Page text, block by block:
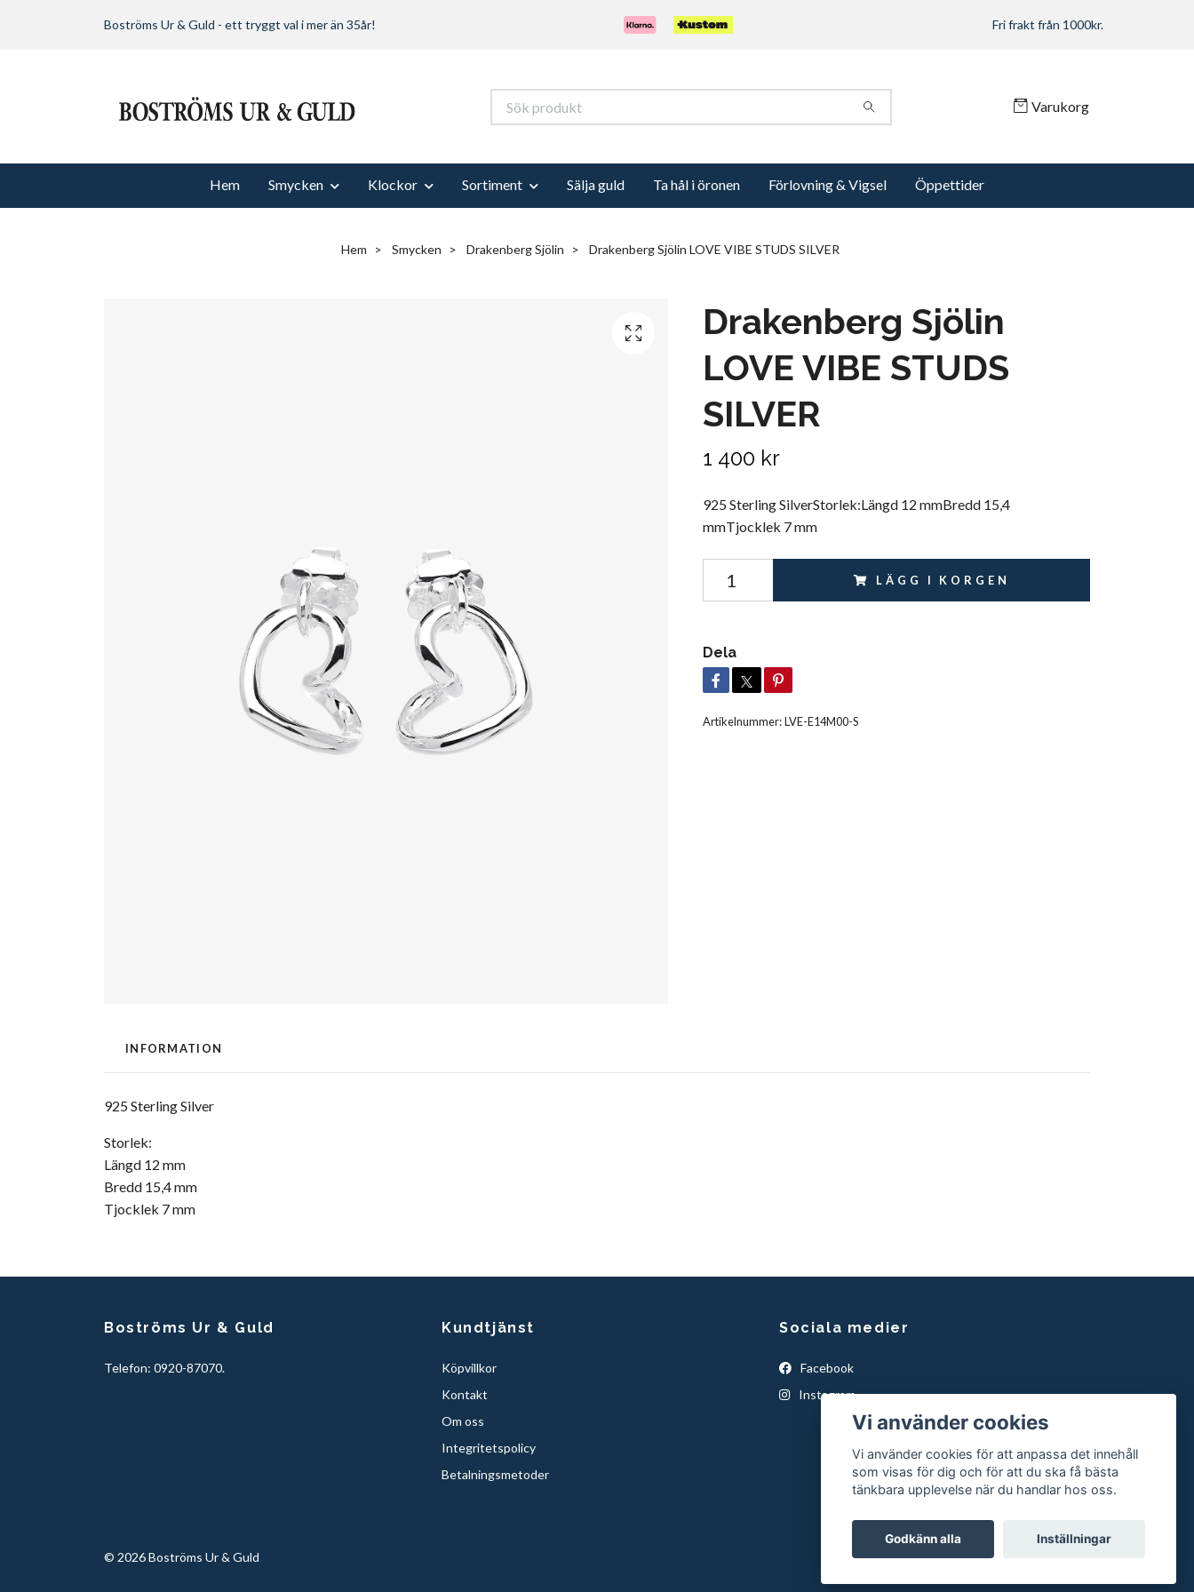
Boströms Ur & Guld - ett tryggt val i mer än 35år! Fri frakt från 1000kr.
Varukorg
Hem Smycken Klockor Sortiment Sälja guld Ta hål i öronen Förlovning & Vigsel Öppettider
Hem Smycken Drakenberg Sjölin Drakenberg Sjölin LOVE VIBE STUDS SILVER
Drakenberg Sjölin
LOVE VIBE STUDS
SILVER
1 400 kr
925 Sterling SilverStorlek:Längd 12 mmBredd 15,4
mmTjocklek 7 mm
LÄGG I KORGEN
Dela
Artikelnummer:LVE-E14M00-S
INFORMATION
925 Sterling Silver
Storlek:
Längd 12 mm
Bredd 15,4 mm
Tjocklek 7 mm
Boströms Ur & Guld
Telefon: 0920-87070.
Kundtjänst
Köpvillkor
Kontakt
Om oss
Integritetspolicy
Betalningsmetoder
Sociala medier
Facebook
Instagram
© 2026 Boströms Ur & Guld
Vi använder cookies
Vi använder cookies för att anpassa det innehåll
som visas för dig och för att du ska få bästa
tänkbara upplevelse när du handlar hos oss.
Godkänn alla Inställningar